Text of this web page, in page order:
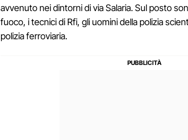
avvenuto nei dintorni di via Salaria. Sul posto
fuoco, i tecnici di Rfi, gli uomini della polizia
polizia ferroviaria.